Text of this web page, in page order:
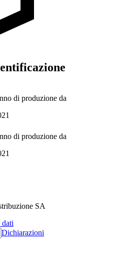
di produzione da
di produzione da
SA
dati
Dichiarazioni